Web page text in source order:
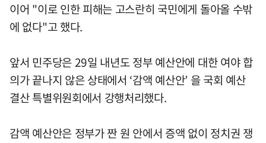
이어 "이로 인한 피해는 고스란히 국민에게 돌아올 수밖
에 없다"고 했다.
앞서 민주당은 29일 내년도 정부 예산안에 대한 여야 합
의가 끝나지 않은 상태에서 ‘감액 예산안’ 을 국회 예산
결산 특별위원회에서 강행처리했다.
감액 예산안은 정부가 짠 원 안에서 증액 없이 정치권 쟁